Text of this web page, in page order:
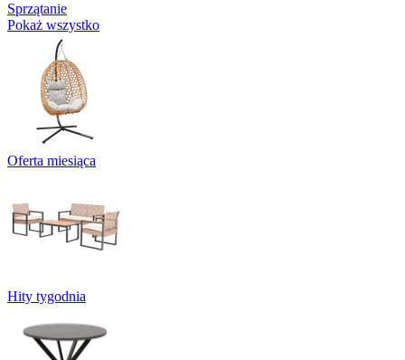
Sprzątanie
Pokaż wszystko
Oferta miesiąca
Hity tygodnia